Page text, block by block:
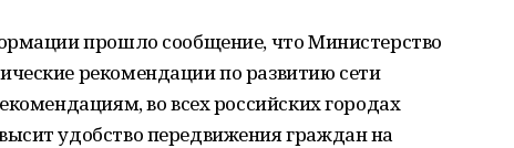
прошло сообщение, что Министерство
рекомендации по развитию сети
во всех российских городах
удобство передвижения граждан на